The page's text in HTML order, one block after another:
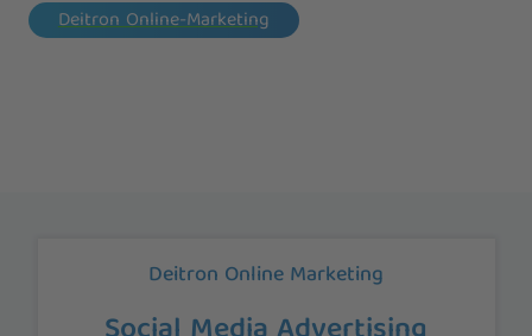
Deitron Online-Marketing
Deitron Online Marketing